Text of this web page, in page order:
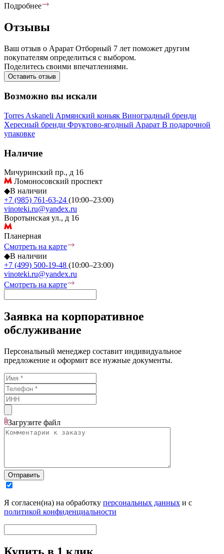
Подробнее
Отзывы
Ваш отзыв о Арарат Отборный 7 лет поможет другим
покупателям определиться с выбором.
Поделитесь своими впечатлениями.
Оставить отзыв
Возможно вы искали
Torres Askaneli Армянский коньяк Виноградный бренди
Хересный бренди Фруктово-ягодный Арарат В подарочной
упаковке
Наличие
Мичуринский пр., д 16
Ломоносовский проспект
◆В наличии
+7 (985) 761-63-24 (10:00–23:00)
vinoteki.ru@yandex.ru
Воротынская ул., д 16
Планерная
Смотреть на карте
◆В наличии
+7 (499) 500-19-48 (10:00–23:00)
vinoteki.ru@yandex.ru
Смотреть на карте
Заявка на корпоративное
обслуживание
Персональный менеджер составит индивидуальное
предложение и оформит все нужные документы.
Загрузите файл
Отправить
Я согласен(на) на обработку персональных данных и с
политикой конфиденциальности